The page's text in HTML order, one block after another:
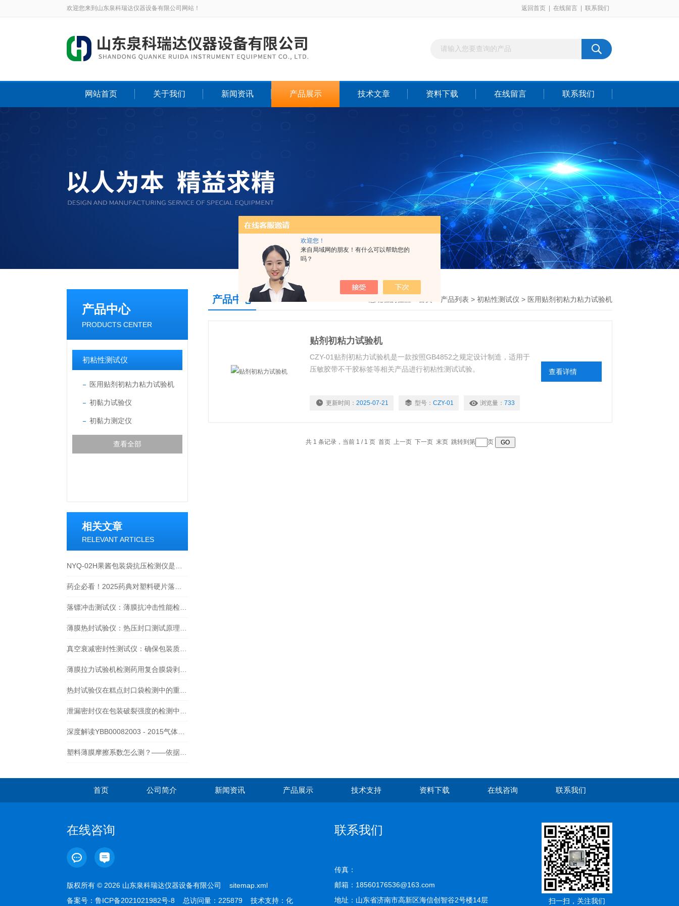
欢迎您！
来自局域网的朋友！有什么可以帮助您的
吗？
欢迎您来到山东泉科瑞达仪器设备有限公司网站！ 返回首页 在线留言 联系我们
网站首页 关于我们 新闻资讯 产品展示 技术文章 资料下载 在线留言 联系我们
产品中心
PRODUCTS CENTER
初粘性测试仪
医用贴剂初粘力粘力试验机
初黏力试验仪
初黏力测定仪
查看全部
相关文章
RELEVANT ARTICLES
产品中心 产品列表 > 初粘性测试仪 > 医用贴剂初粘力粘力试验机
贴剂初粘力试验机
CZY-01贴剂初粘力试验机是一款按照GB4852之规定设计制造，适用于
压敏胶带不干胶标签等相关产品进行初粘性测试试验。
更新时间： 2025-07-21 型号： CZY-01 浏览量： 733
查看详情
共 1 条记录，当前 1 / 1 页 首页 上一页 下一页 末页 跳转到第 页
首页 公司简介 新闻资讯 产品展示 技术支持 资料下载 在线咨询 联系我们
在线咨询
版权所有 © 2026 山东泉科瑞达仪器设备有限公司 sitemap.xml
备案号： 鲁ICP备2021021982号-8 总访问量：225879 技术支持： 化
联系我们
传真：
邮箱：18560176536@163.com
地址：山东省济南市高新区海信创智谷2号楼14层
扫一扫，关注我们